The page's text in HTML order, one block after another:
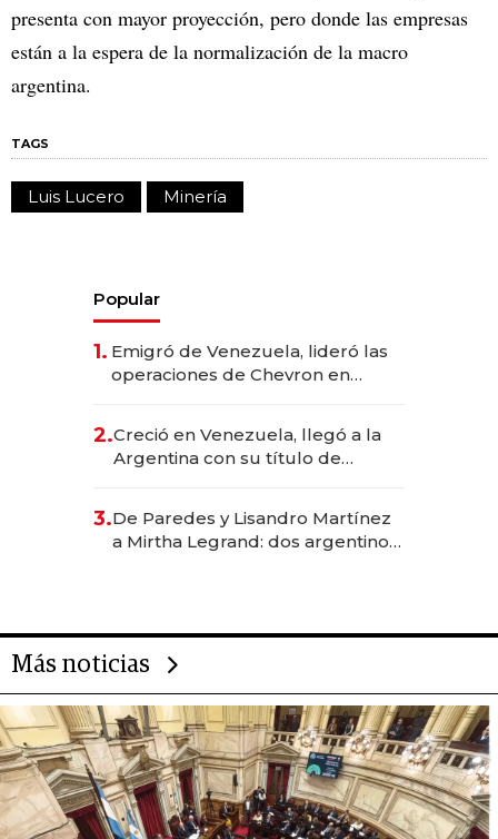
presenta con mayor proyección, pero donde las empresas
están a la espera de la normalización de la macro
argentina.
TAGS
Luis Lucero Minería
Popular
1. Emigró de Venezuela, lideró las
operaciones de Chevron en
2.Creció en Venezuela, llegó a la
Argentina con su título de
las marcas "fast premium"
3.De Paredes y Lisandro Martínez
a Mirtha Legrand: dos argentinos
Más noticias